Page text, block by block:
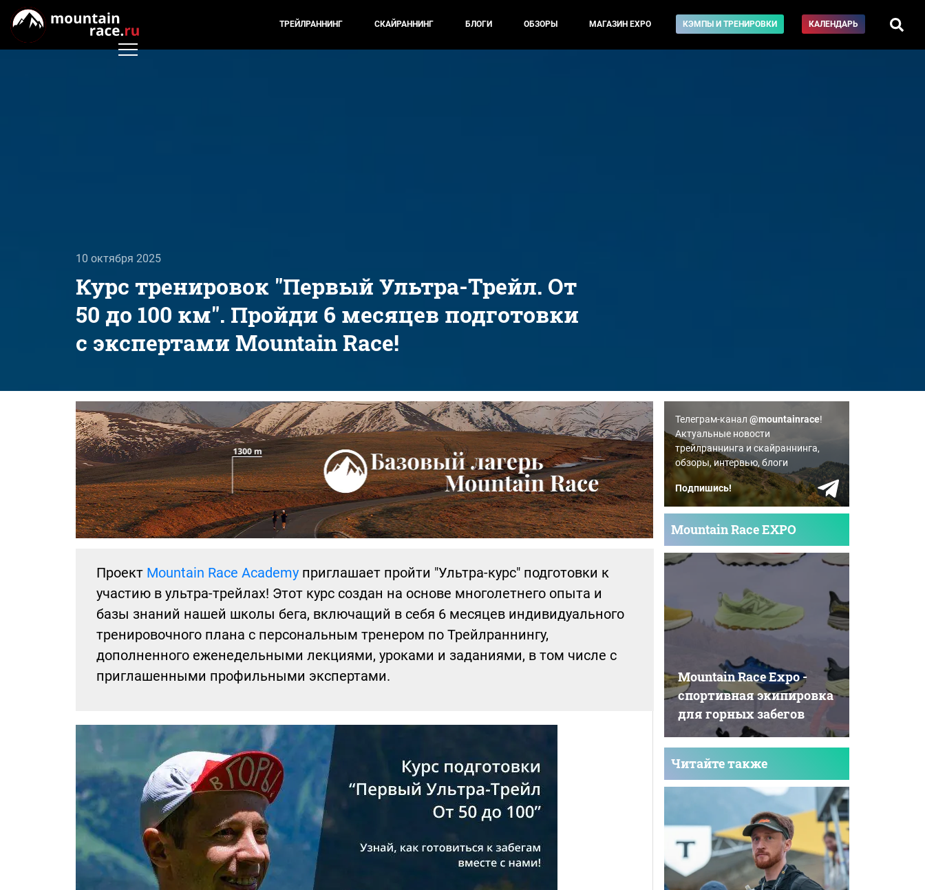
ТРЕЙЛРАННИНГ СКАЙРАННИНГ БЛОГИ ОБЗОРЫ МАГАЗИН EXPO КЭМПЫ И ТРЕНИРОВКИ КАЛЕНДАРЬ
10 октября 2025
Курс тренировок "Первый Ультра-Трейл. От
50 до 100 км". Пройди 6 месяцев подготовки
с экспертами Mountain Race!
Проект Mountain Race Academy приглашает пройти "Ультра-курс" подготовки к
участию в ультра-трейлах! Этот курс создан на основе многолетнего опыта и
базы знаний нашей школы бега, включащий в себя 6 месяцев индивидуального
тренировочного плана с персональным тренером по Трейлраннингу,
дополненного еженедельными лекциями, уроками и заданиями, в том числе с
приглашенными профильными экспертами.
Телеграм-канал @mountainrace!
Актуальные новости
трейлраннинга и скайраннинга,
обзоры, интервью, блоги
Подпишись!
Mountain Race EXPO
Mountain Race Expo -
cпортивная экипировка
для горных забегов
Читайте также